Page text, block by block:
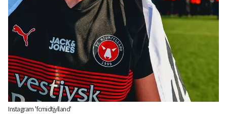
Instagram 'fcmidtjylland'